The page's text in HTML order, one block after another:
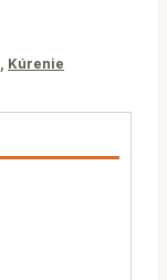
Kúrenie